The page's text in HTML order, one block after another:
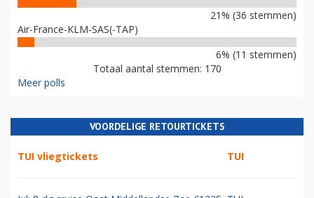
21% (36 stemmen)
Air-France-KLM-SAS(-TAP)
6% (11 stemmen)
Totaal aantal stemmen: 170
Meer polls
VOORDELIGE RETOURTICKETS
TUI vliegtickets TUI